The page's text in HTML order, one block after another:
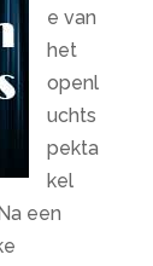
e van
het
openl
uchts
pekta
kel
een